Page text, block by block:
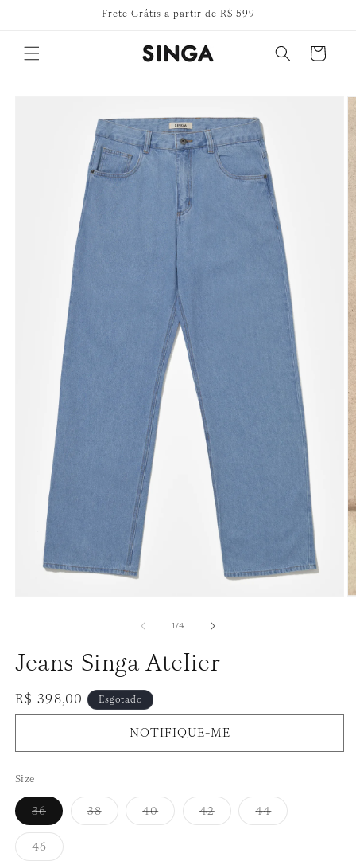
Frete Grátis a partir de R$ 599
Carrinho
1/de
4
Jeans Singa Atelier
Preço
normal
R$ 398,00 Esgotado
NOTIFIQUE-ME
Size
36Variante
esgotada
ou
indisponível
38Variante
esgotada
40Variante
esgotada
42Variante
esgotada
44Variante
esgotada
46Variante
esgotada